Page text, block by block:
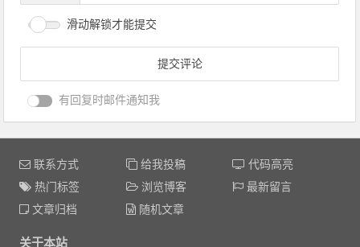
滑动解锁才能提交
有回复时邮件通知我
联系方式 给我投稿
代码高亮
热门标签
浏览博客
最新留言
文章归档
随机文章
关于本站